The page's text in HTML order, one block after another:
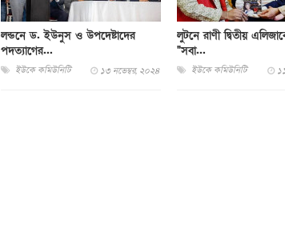
লন্ডনে ড. ইউনুস ও উপদেষ্টাদের
পদত্যাগের...
ইউকে কমিউনিটি ১৩ নভেম্বর, ২০২৪
লুটনে রাণী দ্বিতীয়
"সবা...
ইউকে কমিউনিটি